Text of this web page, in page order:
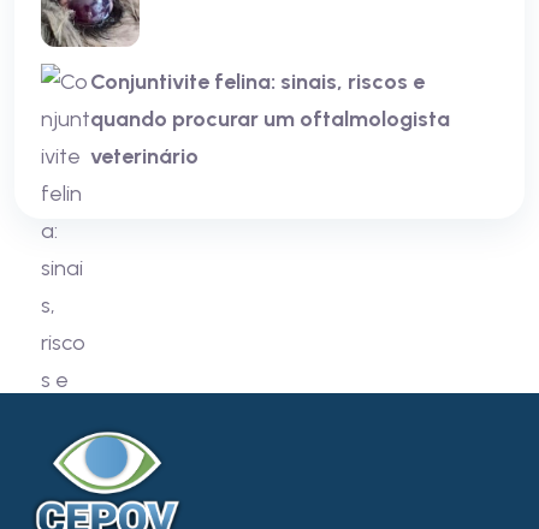
Conjuntivite felina: sinais, riscos e
quando procurar um oftalmologista
veterinário